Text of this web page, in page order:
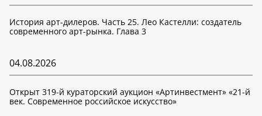
История арт-дилеров. Часть 25. Лео Кастелли: создатель
современного арт-рынка. Глава 3
04.08.2026
Открыт 319-й кураторский аукцион «Артинвестмент» «21-й
век. Современное российское искусство»